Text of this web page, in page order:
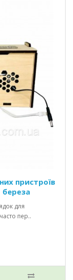
пристроїв
береза
для
пер..